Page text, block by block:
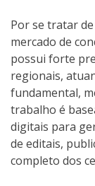
Por se tratar
mercado de
possui forte
regionais,
fundamental,
trabalho é
digitais para
de editais,
completo dos